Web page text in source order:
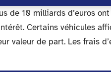
de 10 milliards d’euros
Certains véhicules
valeur de part. Les frais